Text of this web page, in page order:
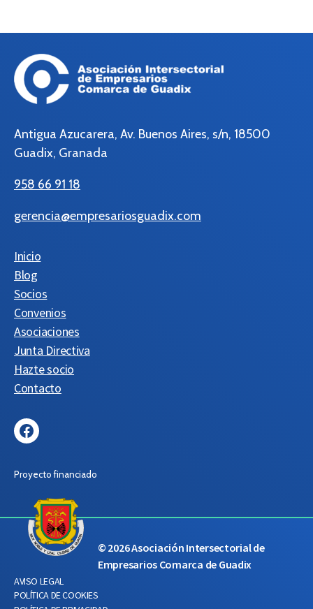
Antigua Azucarera, Av. Buenos Aires, s/n, 18500
Guadix, Granada
958 66 91 18
gerencia@empresariosguadix.com
Inicio
Blog
Socios
Convenios
Asociaciones
Junta Directiva
Hazte socio
Contacto
Facebook
Proyecto financiado
© 2026Asociación Intersectorial de
Empresarios Comarca de Guadix
AVISO LEGAL
POLÍTICA DE COOKIES